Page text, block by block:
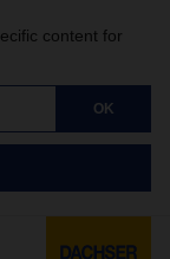
content for
OK